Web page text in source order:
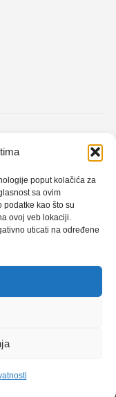
poput kolačića za
sa ovim
kao što su
ovoj veb lokaciji.
uticati na određene
4